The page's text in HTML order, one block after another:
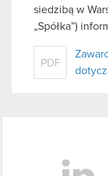
siedzibą w
„Spółka”)
PDF